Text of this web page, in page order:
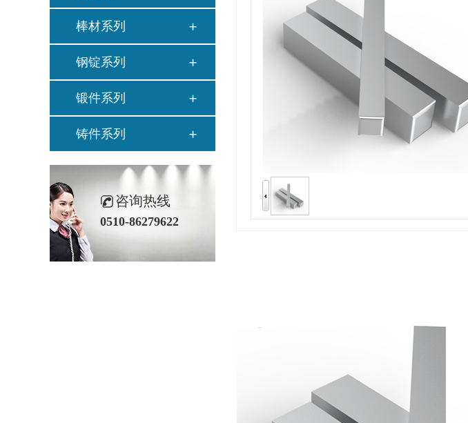
棒材系列
钢锭系列
锻件系列
铸件系列
咨询热线
0510-86279622